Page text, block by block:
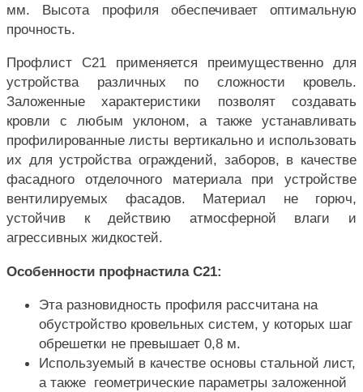
мм. Высота профиля обеспечивает оптимальную
прочность.
Профлист С21 применяется преимущественно для
устройства различных по сложности кровель.
Заложенные характеристики позволят создавать
кровли с любым уклоном, а также устанавливать
профилированные листы вертикально и использовать
их для устройства ограждений, заборов, в качестве
фасадного отделочного материала при устройстве
вентилируемых фасадов. Материал не горюч,
устойчив к действию атмосферной влаги и
агрессивных жидкостей.
Особенности профнастила С21:
Эта разновидность профиля рассчитана на
обустройство кровельных систем, у которых шаг
обрешетки не превышает 0,8 м.
Используемый в качестве основы стальной лист,
а также геометрические параметры заложенной